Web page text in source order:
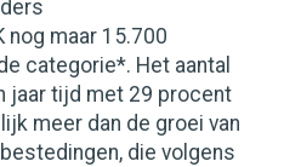
nog maar 15.700
categorie*. Het aantal
jaar tijd met 29 procent
meer dan de groei van
die volgens